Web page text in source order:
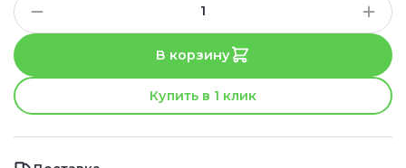
В корзину
Купить в 1 клик